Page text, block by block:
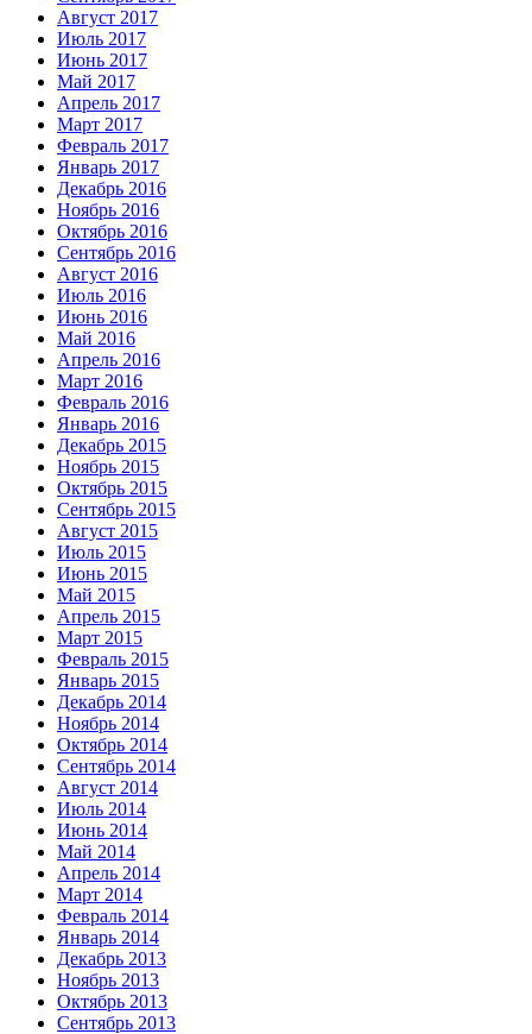
Август 2017
Июль 2017
Июнь 2017
Май 2017
Апрель 2017
Март 2017
Февраль 2017
Январь 2017
Декабрь 2016
Ноябрь 2016
Октябрь 2016
Сентябрь 2016
Август 2016
Июль 2016
Июнь 2016
Май 2016
Апрель 2016
Март 2016
Февраль 2016
Январь 2016
Декабрь 2015
Ноябрь 2015
Октябрь 2015
Сентябрь 2015
Август 2015
Июль 2015
Июнь 2015
Май 2015
Апрель 2015
Март 2015
Февраль 2015
Январь 2015
Декабрь 2014
Ноябрь 2014
Октябрь 2014
Сентябрь 2014
Август 2014
Июль 2014
Июнь 2014
Май 2014
Апрель 2014
Март 2014
Февраль 2014
Январь 2014
Декабрь 2013
Ноябрь 2013
Октябрь 2013
Сентябрь 2013